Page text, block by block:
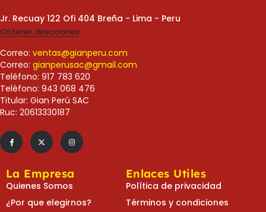
Jr. Recuay 122 Ofi 404 Breña - Lima - Peru
Obtener direcciones
Correo: ventas@gianperu.com
Correo: gianperusac@gmail.com
Teléfono: 917 783 620
Teléfono: 943 068 476
Titular: Gian Perú SAC
Ruc: 20613330187
La Empresa
Quienes Somos
¿Por que elegirnos?
Enlaces Utiles
Política de privacidad
Términos y condiciones